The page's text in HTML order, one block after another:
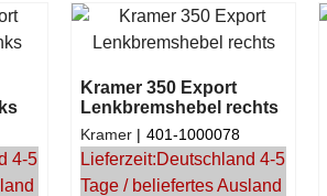
4-5
Kramer 350 Export
Lenkbremshebel rechts
Kramer 401-1000078
Lieferzeit:Deutschland 4-5
Tage / beliefertes Ausland